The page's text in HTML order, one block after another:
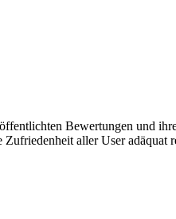
Bewertungen und
aller User adäquat